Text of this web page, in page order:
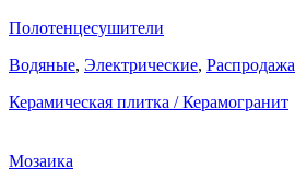
Полотенцесушители
Водяные, Электрические, Распродажа
Керамическая плитка / Керамогранит
Мозаика